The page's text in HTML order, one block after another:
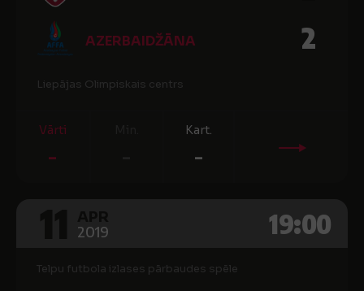
AZERBAIDŽĀNA 2
Liepājas Olimpiskais centrs
Vārti
-
Kart.
-
2019 19:00
Telpu futbola izlases pārbaudes spēle